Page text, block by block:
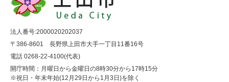
法人番号:2000020202037
〒386-8601 長野県上田市大手一丁目11番16号
電話 0268-22-4100(代表)
開庁時間：月曜日から金曜日の8時30分から17時15分
※祝日・年末年始(12月29日から1月3日)を除く